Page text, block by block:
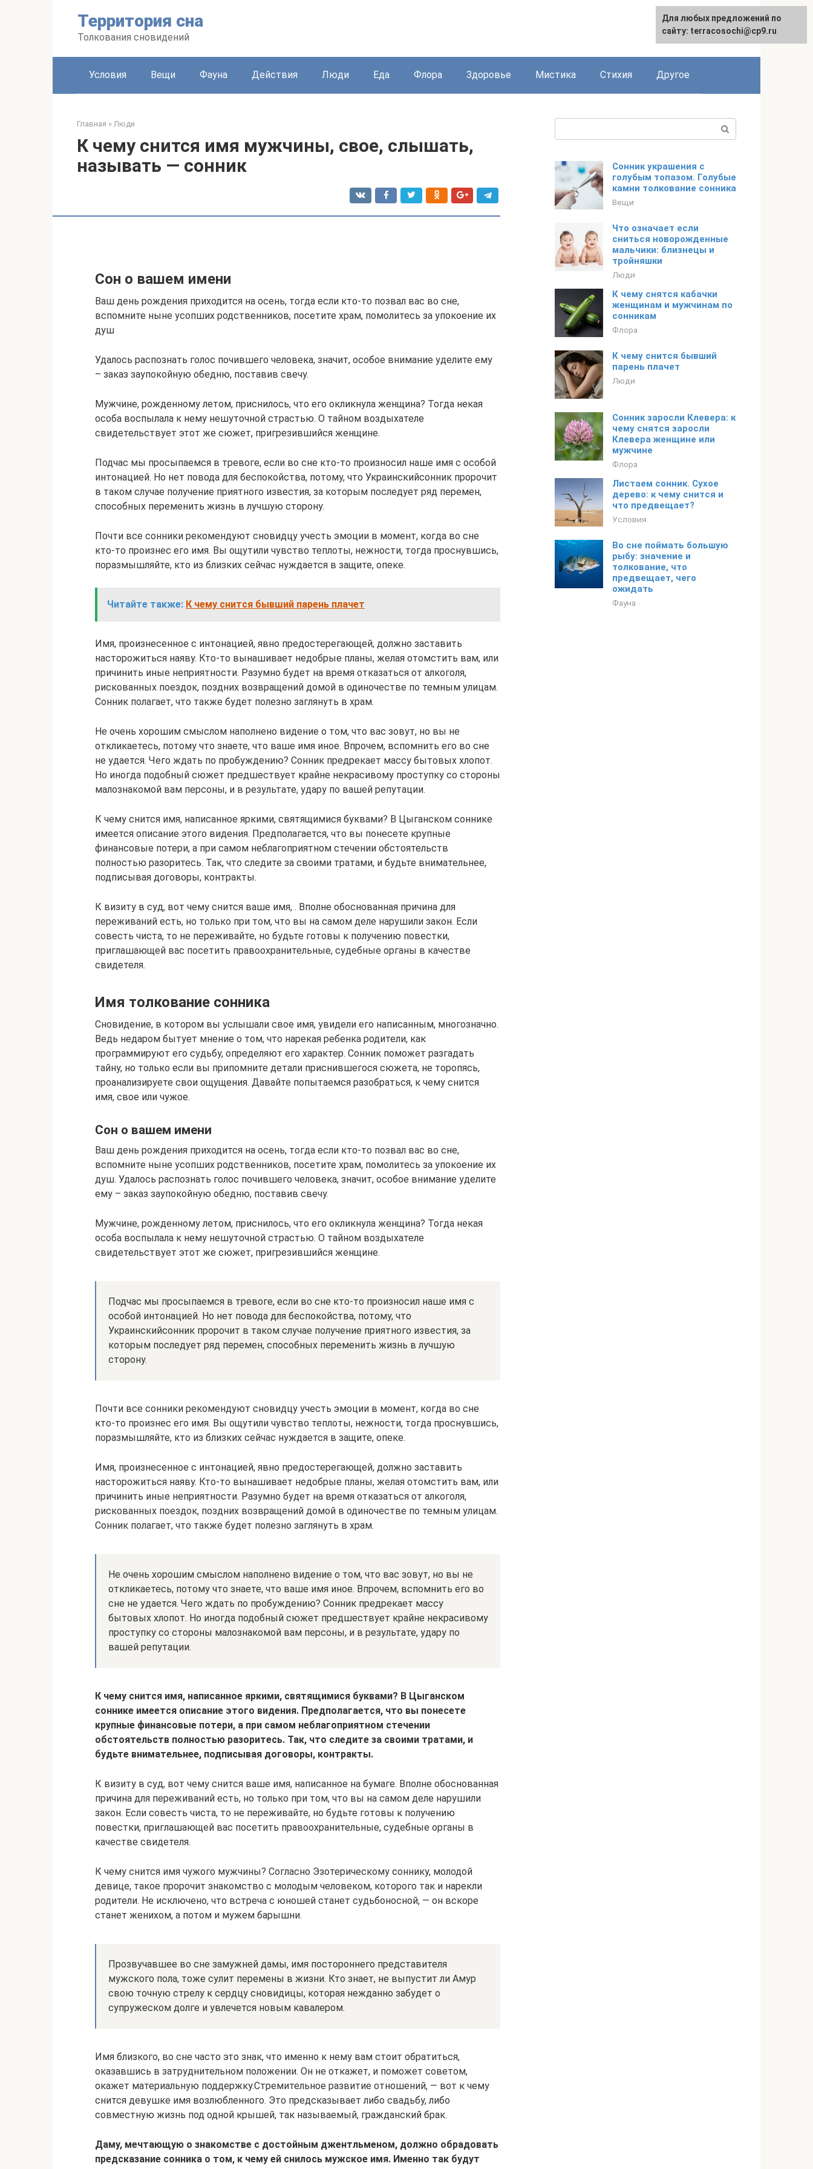
Территория сна
Толкования сновидений
Условия Вещи Фауна Действия Люди Еда Флора Здоровье Мистика Стихия Другое
Главная » Люди
К чему снится имя мужчины, свое, слышать,
называть — сонник
Сон о вашем имени
Ваш день рождения приходится на осень, тогда если кто-то позвал вас во сне,
вспомните ныне усопших родственников, посетите храм, помолитесь за упокоение их
душ
Удалось распознать голос почившего человека, значит, особое внимание уделите ему
– заказ заупокойную обедню, поставив свечу.
Мужчине, рожденному летом, приснилось, что его окликнула женщина? Тогда некая
особа воспылала к нему нешуточной страстью. О тайном воздыхателе
свидетельствует этот же сюжет, пригрезившийся женщине.
Подчас мы просыпаемся в тревоге, если во сне кто-то произносил наше имя с особой
интонацией. Но нет повода для беспокойства, потому, что Украинскийсонник пророчит
в таком случае получение приятного известия, за которым последует ряд перемен,
способных переменить жизнь в лучшую сторону.
Почти все сонники рекомендуют сновидцу учесть эмоции в момент, когда во сне
кто-то произнес его имя. Вы ощутили чувство теплоты, нежности, тогда проснувшись,
поразмышляйте, кто из близких сейчас нуждается в защите, опеке.
Читайте также: К чему снится бывший парень плачет
Имя, произнесенное с интонацией, явно предостерегающей, должно заставить
насторожиться наяву. Кто-то вынашивает недобрые планы, желая отомстить вам, или
причинить иные неприятности. Разумно будет на время отказаться от алкоголя,
рискованных поездок, поздних возвращений домой в одиночестве по темным улицам.
Сонник полагает, что также будет полезно заглянуть в храм.
Не очень хорошим смыслом наполнено видение о том, что вас зовут, но вы не
откликаетесь, потому что знаете, что ваше имя иное. Впрочем, вспомнить его во сне
не удается. Чего ждать по пробуждению? Сонник предрекает массу бытовых хлопот.
Но иногда подобный сюжет предшествует крайне некрасивому проступку со стороны
малознакомой вам персоны, и в результате, удару по вашей репутации.
К чему снится имя, написанное яркими, святящимися буквами? В Цыганском соннике
имеется описание этого видения. Предполагается, что вы понесете крупные
финансовые потери, а при самом неблагоприятном стечении обстоятельств
полностью разоритесь. Так, что следите за своими тратами, и будьте внимательнее,
подписывая договоры, контракты.
К визиту в суд, вот чему снится ваше имя, . Вполне обоснованная причина для
переживаний есть, но только при том, что вы на самом деле нарушили закон. Если
совесть чиста, то не переживайте, но будьте готовы к получению повестки,
приглашающей вас посетить правоохранительные, судебные органы в качестве
свидетеля.
Имя толкование сонника
Сновидение, в котором вы услышали свое имя, увидели его написанным, многозначно.
Ведь недаром бытует мнение о том, что нарекая ребенка родители, как
программируют его судьбу, определяют его характер. Сонник поможет разгадать
тайну, но только если вы припомните детали приснившегося сюжета, не торопясь,
проанализируете свои ощущения. Давайте попытаемся разобраться, к чему снится
имя, свое или чужое.
Сон о вашем имени
Ваш день рождения приходится на осень, тогда если кто-то позвал вас во сне,
вспомните ныне усопших родственников, посетите храм, помолитесь за упокоение их
душ. Удалось распознать голос почившего человека, значит, особое внимание уделите
ему – заказ заупокойную обедню, поставив свечу.
Мужчине, рожденному летом, приснилось, что его окликнула женщина? Тогда некая
особа воспылала к нему нешуточной страстью. О тайном воздыхателе
свидетельствует этот же сюжет, пригрезившийся женщине.
Подчас мы просыпаемся в тревоге, если во сне кто-то произносил наше имя с
особой интонацией. Но нет повода для беспокойства, потому, что
Украинскийсонник пророчит в таком случае получение приятного известия, за
которым последует ряд перемен, способных переменить жизнь в лучшую
сторону.
Почти все сонники рекомендуют сновидцу учесть эмоции в момент, когда во сне
кто-то произнес его имя. Вы ощутили чувство теплоты, нежности, тогда проснувшись,
поразмышляйте, кто из близких сейчас нуждается в защите, опеке.
Имя, произнесенное с интонацией, явно предостерегающей, должно заставить
насторожиться наяву. Кто-то вынашивает недобрые планы, желая отомстить вам, или
причинить иные неприятности. Разумно будет на время отказаться от алкоголя,
рискованных поездок, поздних возвращений домой в одиночестве по темным улицам.
Сонник полагает, что также будет полезно заглянуть в храм.
Не очень хорошим смыслом наполнено видение о том, что вас зовут, но вы не
откликаетесь, потому что знаете, что ваше имя иное. Впрочем, вспомнить его во
сне не удается. Чего ждать по пробуждению? Сонник предрекает массу
бытовых хлопот. Но иногда подобный сюжет предшествует крайне некрасивому
проступку со стороны малознакомой вам персоны, и в результате, удару по
вашей репутации.
К чему снится имя, написанное яркими, святящимися буквами? В Цыганском
соннике имеется описание этого видения. Предполагается, что вы понесете
крупные финансовые потери, а при самом неблагоприятном стечении
обстоятельств полностью разоритесь. Так, что следите за своими тратами, и
будьте внимательнее, подписывая договоры, контракты.
К визиту в суд, вот чему снится ваше имя, написанное на бумаге. Вполне обоснованная
причина для переживаний есть, но только при том, что вы на самом деле нарушили
закон. Если совесть чиста, то не переживайте, но будьте готовы к получению
повестки, приглашающей вас посетить правоохранительные, судебные органы в
качестве свидетеля.
К чему снится имя чужого мужчины? Согласно Эзотерическому соннику, молодой
девице, такое пророчит знакомство с молодым человеком, которого так и нарекли
родители. Не исключено, что встреча с юношей станет судьбоносной, — он вскоре
станет женихом, а потом и мужем барышни.
Прозвучавшее во сне замужней дамы, имя постороннего представителя
мужского пола, тоже сулит перемены в жизни. Кто знает, не выпустит ли Амур
свою точную стрелу к сердцу сновидицы, которая нежданно забудет о
супружеском долге и увлечется новым кавалером.
Имя близкого, во сне часто это знак, что именно к нему вам стоит обратиться,
оказавшись в затруднительном положении. Он не откажет, и поможет советом,
окажет материальную поддержку.Стремительное развитие отношений, — вот к чему
снится девушке имя возлюбленного. Это предсказывает либо свадьбу, либо
совместную жизнь под одной крышей, так называемый, гражданский брак.
Даму, мечтающую о знакомстве с достойным джентльменом, должно обрадовать
предсказание сонника о том, к чему ей снилось мужское имя. Именно так будут
Сонник украшения с
голубым топазом. Голубые
камни толкование сонника
Вещи
Что означает если
сниться новорожденные
мальчики: близнецы и
тройняшки
Люди
К чему снятся кабачки
женщинам и мужчинам по
сонникам
Флора
К чему снится бывший
парень плачет
Люди
Сонник заросли Клевера: к
чему снятся заросли
Клевера женщине или
мужчине
Флора
Листаем сонник. Сухое
дерево: к чему снится и
что предвещает?
Условия
Во сне поймать большую
рыбу: значение и
толкование, что
предвещает, чего
ожидать
Фауна
Для любых предложений по
сайту: terracosochi@cp9.ru